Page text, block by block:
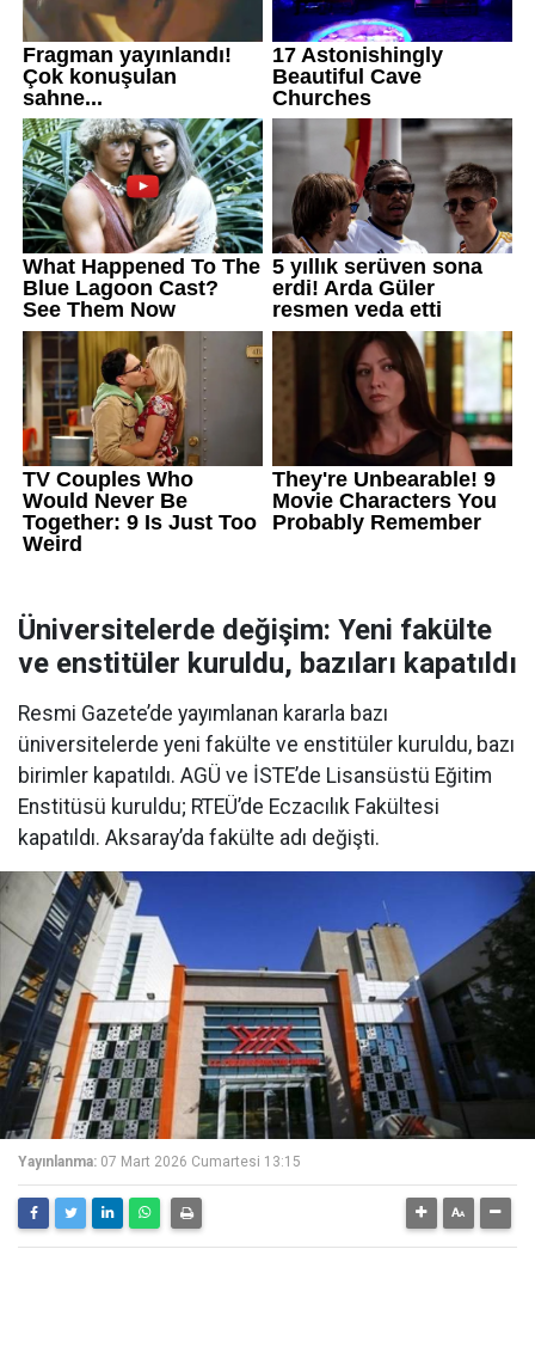
Üniversitelerde değişim: Yeni fakülte
ve enstitüler kuruldu, bazıları kapatıldı
Resmi Gazete’de yayımlanan kararla bazı
üniversitelerde yeni fakülte ve enstitüler kuruldu, bazı
birimler kapatıldı. AGÜ ve İSTE’de Lisansüstü Eğitim
Enstitüsü kuruldu; RTEÜ’de Eczacılık Fakültesi
kapatıldı. Aksaray’da fakülte adı değişti.
Yayınlanma: 07 Mart 2026 Cumartesi 13:15